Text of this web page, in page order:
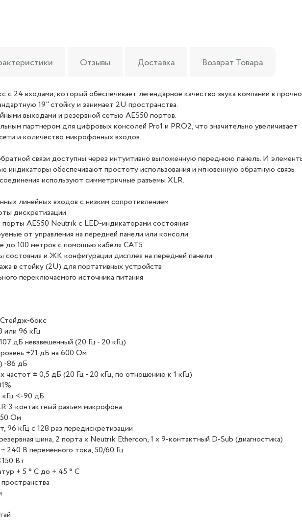
Отзывы Доставка Возврат Товара
24 входами, который обеспечивает легендарное качество звука компании в
19" стойку и занимает 2U пространства.
выходами и резервной сетью AES50 портов.
партнером для цифровых консолей Pro1 и PRO2, что значительно увеличивает
и количество микрофонных входов.
связи доступны через интуитивно выложенную переднюю панель. И
индикаторы обеспечивают простоту использования и мгновенную обратную связь
используют симметричные разъемы XLR.
линейных входов с низким сопротивлением
дискретизации
AES50 Neutrik с LED-индикаторами состояния
от управления на передней панели или консоли
до 100 метров с помощью кабеля CAT5
и ЖК конфигурации дисплея на передней панели
в стойку (2U) для портативных устройств
переключаемого источника питания
бокс
или 96 кГц
дБ невзвешенный (20 Гц - 20 кГц)
+21 дБ на 600 Ом
-86 дБ
частот ± 0,5 дБ (20 Гц - 20 кГц, по отношению к 1 кГц)
кГц <-90 дБ
3-контактный разъем микрофона
Ом
96 кГц с 128 раз передискретизации
шина, 2 порта х Neutrik Ethercon, 1 х 9-контактный D-Sub (диагностика)
240 В переменного тока, 50/60 Гц
Вт
+ 5 ° C до + 45 ° C